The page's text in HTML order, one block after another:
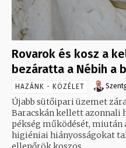
Rovarok és kosz a
bezáratta a Nébih a
HAZÁNK - KÖZÉLET
Újabb sütőipari üzemet
Baracskán kellett azonnali
pékség működését, miután
higiéniai hiányosságokat